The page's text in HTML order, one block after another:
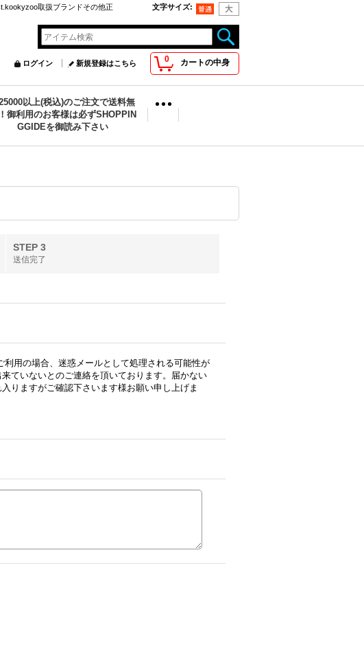
取扱ブランドその他正
文字サイズ:
0 カートの中身
ログイン 新規登録はこちら
以上(税込)のご注文で送料無
御利用のお客様は必ずSHOPPIN
GGIDEを御読み下さい
STEP 3
送信完了
用の場合、迷惑メールとして処理される可能性が
ていないとのご連絡を頂いております。届かない
りますがご確認下さいます様お願い申し上げま